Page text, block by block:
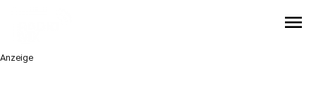
menu
Anzeige